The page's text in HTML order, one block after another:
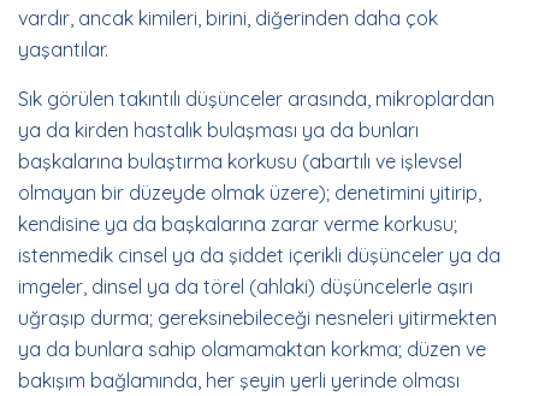
vardır, ancak kimileri, birini, diğerinden daha çok
yaşantılar.
Sık görülen takıntılı düşünceler arasında, mikroplardan
ya da kirden hastalık bulaşması ya da bunları
başkalarına bulaştırma korkusu (abartılı ve işlevsel
olmayan bir düzeyde olmak üzere); denetimini yitirip,
kendisine ya da başkalarına zarar verme korkusu;
istenmedik cinsel ya da şiddet içerikli düşünceler ya da
imgeler, dinsel ya da törel (ahlaki) düşüncelerle aşırı
uğraşıp durma; gereksinebileceği nesneleri yitirmekten
ya da bunlara sahip olamamaktan korkma; düzen ve
bakışım bağlamında, her şeyin yerli yerinde olması